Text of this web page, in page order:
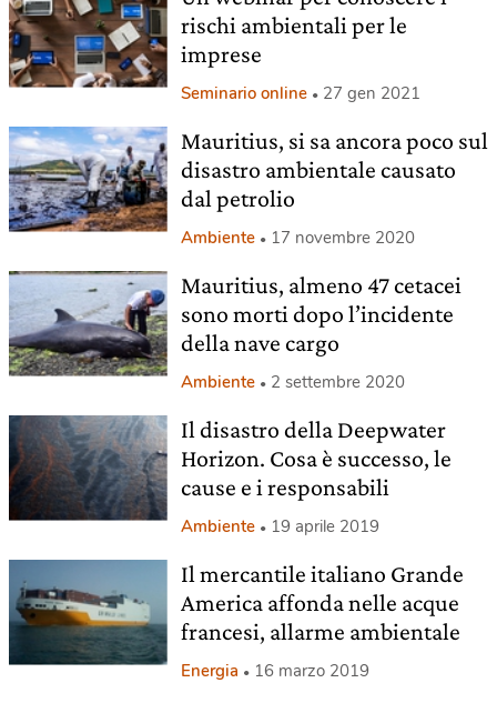
rischi ambientali per le
imprese
Seminario online 27 gen 2021
Mauritius, si sa ancora poco sul
disastro ambientale causato
dal petrolio
Ambiente 17 novembre 2020
Mauritius, almeno 47 cetacei
sono morti dopo l’incidente
della nave cargo
Ambiente 2 settembre 2020
Il disastro della Deepwater
Horizon. Cosa è successo, le
cause e i responsabili
Ambiente 19 aprile 2019
Il mercantile italiano Grande
America affonda nelle acque
francesi, allarme ambientale
Energia 16 marzo 2019